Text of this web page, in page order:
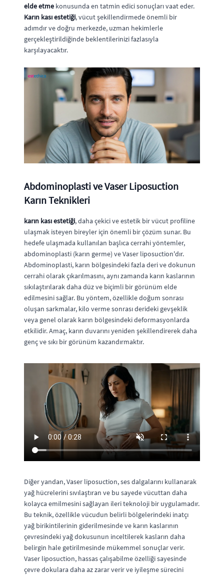
elde etme konusunda en tatmin edici sonuçları vaat eder.
Karın kası estetiği, vücut şekillendirmede önemli bir
adımdır ve doğru merkezde, uzman hekimlerle
gerçekleştirildiğinde beklentilerinizi fazlasıyla
karşılayacaktır.
Abdominoplasti ve Vaser Liposuction
Karın Teknikleri
karın kası estetiği, daha çekici ve estetik bir vücut profiline
ulaşmak isteyen bireyler için önemli bir çözüm sunar. Bu
hedefe ulaşmada kullanılan başlıca cerrahi yöntemler,
abdominoplasti (karın germe) ve Vaser liposuction'dır.
Abdominoplasti, karın bölgesindeki fazla deri ve dokunun
cerrahi olarak çıkarılmasını, aynı zamanda karın kaslarının
sıkılaştırılarak daha düz ve biçimli bir görünüm elde
edilmesini sağlar. Bu yöntem, özellikle doğum sonrası
oluşan sarkmalar, kilo verme sonrası derideki gevşeklik
veya genel olarak karın bölgesindeki deformasyonlarda
etkilidir. Amaç, karın duvarını yeniden şekillendirerek daha
genç ve sıkı bir görünüm kazandırmaktır.
Diğer yandan, Vaser liposuction, ses dalgalarını kullanarak
yağ hücrelerini sıvılaştıran ve bu sayede vücuttan daha
kolayca emilmesini sağlayan ileri teknoloji bir uygulamadır.
Bu teknik, özellikle vücudun belirli bölgelerindeki inatçı
yağ birikintilerinin giderilmesinde ve karın kaslarının
çevresindeki yağ dokusunun inceltilerek kasların daha
belirgin hale getirilmesinde mükemmel sonuçlar verir.
Vaser liposuction, hassas çalışabilme özelliği sayesinde
çevre dokulara daha az zarar verir ve iyileşme sürecini